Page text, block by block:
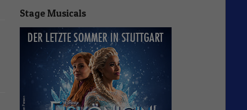
Stage Musicals